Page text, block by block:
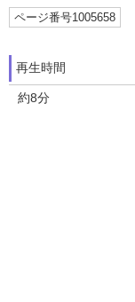
ページ番号1005658
再生時間
約8分